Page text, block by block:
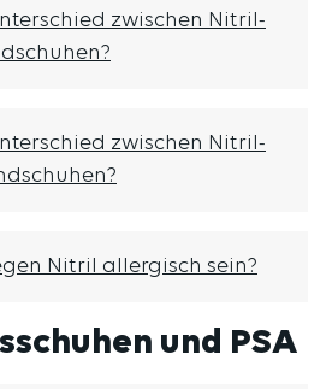
zwischen Nitril-
zwischen Nitril-
Nitril allergisch sein?
und PSA